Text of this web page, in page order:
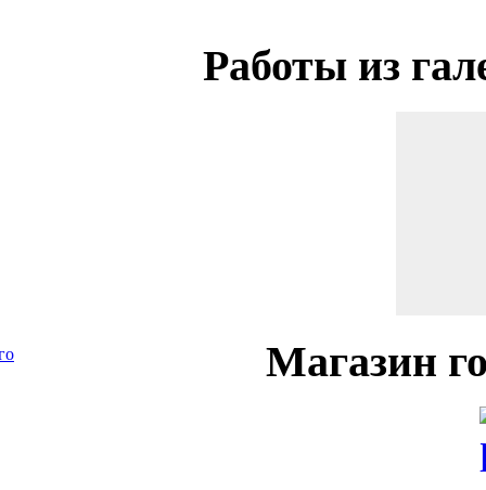
Работыиз
Магазин